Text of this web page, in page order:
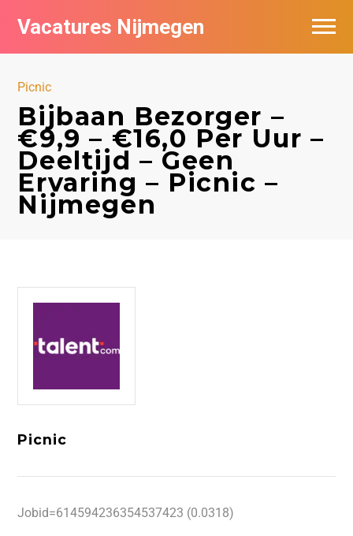
Vacatures Nijmegen
Picnic
Bijbaan Bezorger –
€9,9 – €16,0 Per Uur –
Deeltijd – Geen
Ervaring – Picnic –
Nijmegen
Picnic
Jobid=614594236354537423 (0.0318)
Vacatures per bedrijf
Nieuwsbrief feed